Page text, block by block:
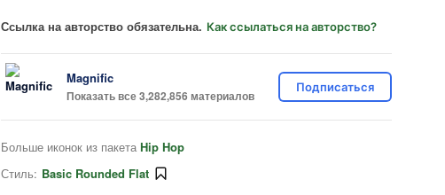
Ссылка на авторство обязательна. Как ссылаться на авторство?
Magnific
Показать все 3,282,856 материалов
Подписаться
Больше иконок из пакета Hip Hop
Стиль: Basic Rounded Flat